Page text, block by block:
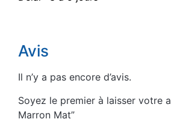
Avis
Il n’y a pas encore d’avis.
Soyez le premier à laisser votre
Marron Mat”